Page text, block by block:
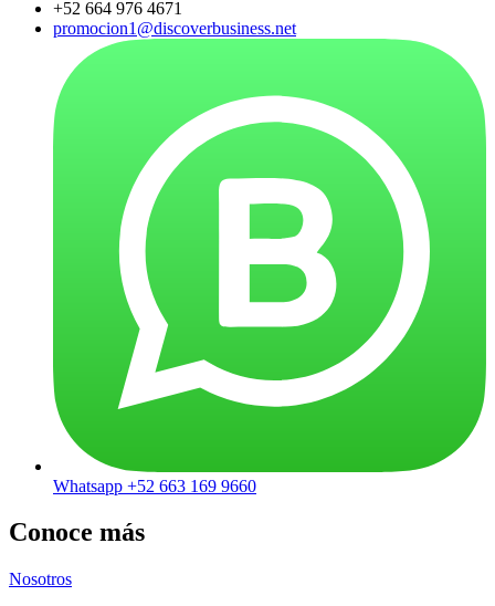
+52 664 976 4671
promocion1@discoverbusiness.net
Whatsapp +52 663 169 9660
Conoce más
Nosotros